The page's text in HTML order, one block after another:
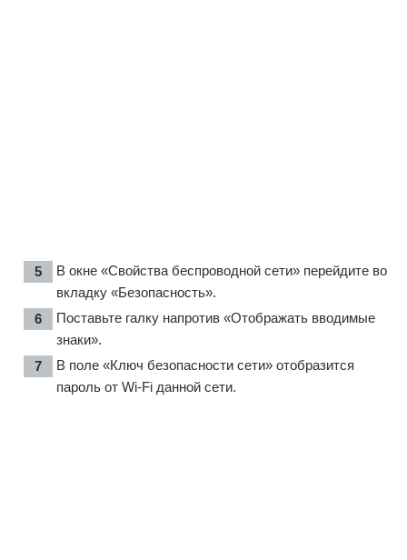
В окне «Свойства беспроводной сети» перейдите во
вкладку «Безопасность».
Поставьте галку напротив «Отображать вводимые
знаки».
В поле «Ключ безопасности сети» отобразится
пароль от Wi-Fi данной сети.